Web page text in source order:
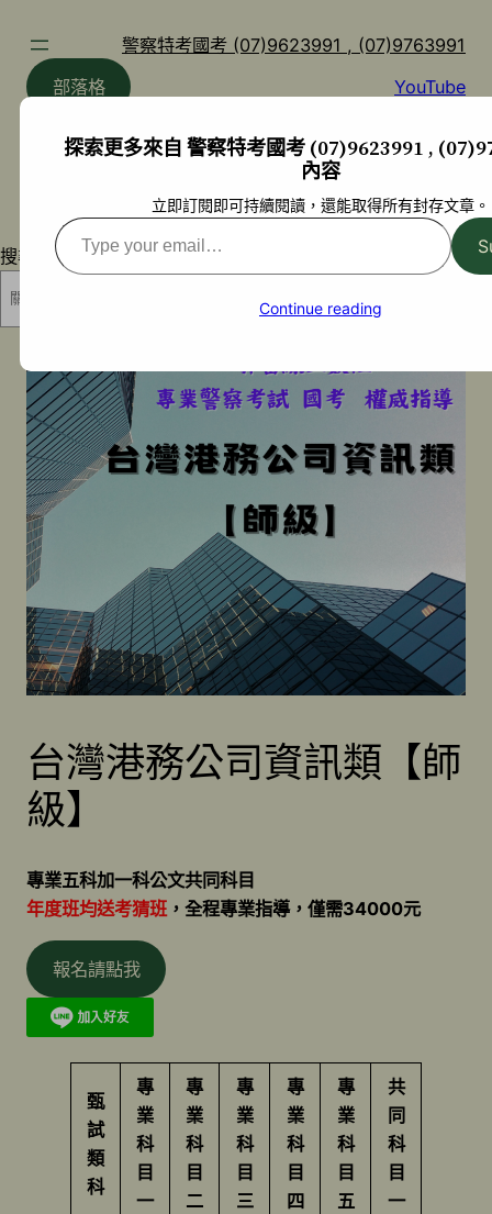
警察特考國考 (07)9623991 , (07)9763991
部落格
YouTube
搜尋
台灣港務公司資訊類【師
級】
專業五科加一科公文共同科目
年度班均送考猜班 ，全程專業指導，僅需34000元
報名請點我
甄
試
類
科
專
業
科
目
一
專
業
科
目
二
專
業
科
目
三
專
業
科
目
四
專
業
科
目
五
共
同
科
目
一
探索更多來自 警察特考國考 (07)9623991 ,
內容
立即訂閱即可持續閱讀，還能取得所有封存文章。
Type
your
Continue reading